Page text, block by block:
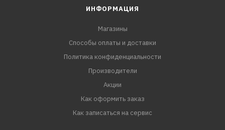
ИНФОРМАЦИЯ
Магазины
Способы оплаты и доставки
Политика конфиденциальности
Производители
Акции
Как оформить заказ
Как записаться на сервис